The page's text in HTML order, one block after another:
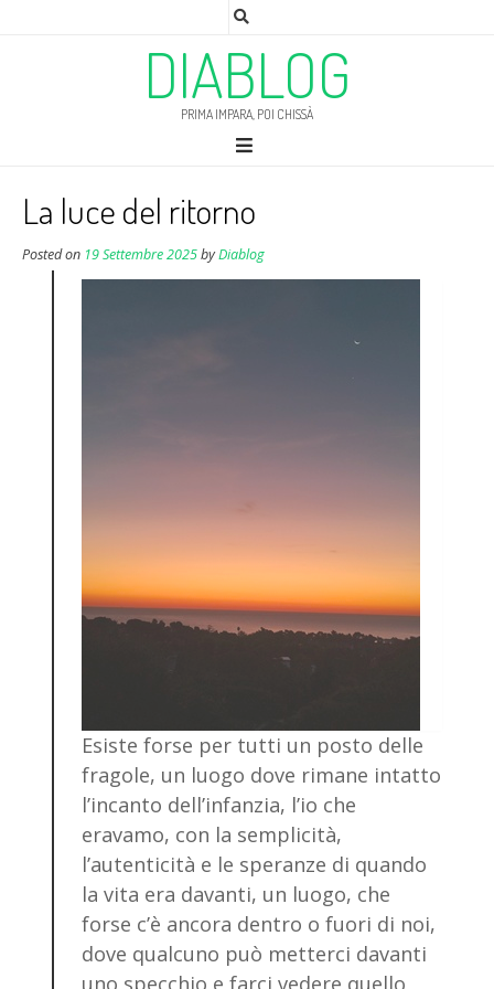
DIABLOG
PRIMA IMPARA, POI CHISSÀ
La luce del ritorno
Posted on 19 Settembre 2025byDiablog
Esiste forse per tutti un posto delle
fragole, un luogo dove rimane intatto
l’incanto dell’infanzia, l’io che
eravamo, con la semplicità,
l’autenticità e le speranze di quando
la vita era davanti, un luogo, che
forse c’è ancora dentro o fuori di noi,
dove qualcuno può metterci davanti
uno specchio e farci vedere quello